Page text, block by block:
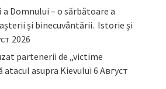
a Domnului – o sărbătoare a
și binecuvântării. Istorie și
2026
partenerii de „victime
asupra Kievului 6 Август